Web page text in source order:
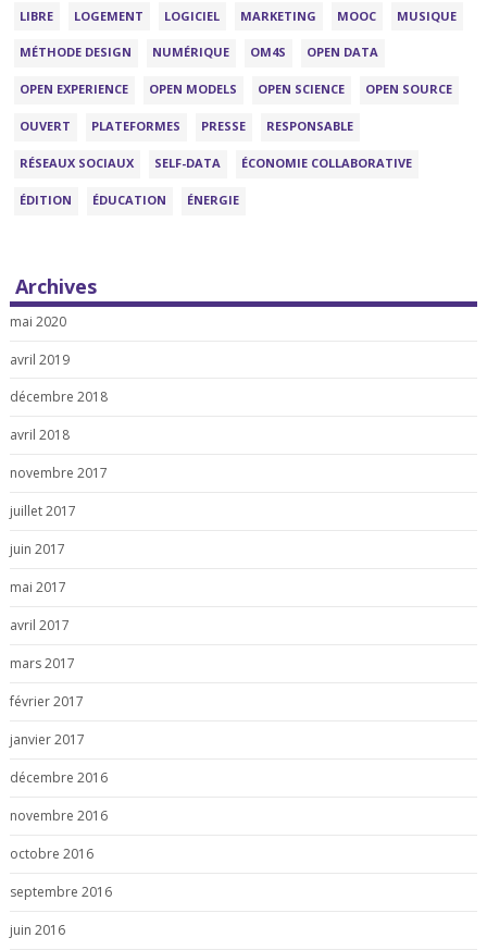
LIBRE LOGEMENT LOGICIEL MARKETING MOOC MUSIQUE
MÉTHODE DESIGN NUMÉRIQUE OM4S OPEN DATA
OPEN EXPERIENCE OPEN MODELS OPEN SCIENCE OPEN SOURCE
OUVERT PLATEFORMES PRESSE RESPONSABLE
RÉSEAUX SOCIAUX SELF-DATA ÉCONOMIE COLLABORATIVE
ÉDITION ÉDUCATION ÉNERGIE
Archives
mai 2020
avril 2019
décembre 2018
avril 2018
novembre 2017
juillet 2017
juin 2017
mai 2017
avril 2017
mars 2017
février 2017
janvier 2017
décembre 2016
novembre 2016
octobre 2016
septembre 2016
juin 2016